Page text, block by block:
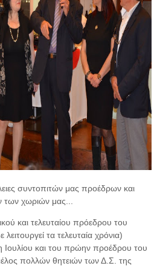
συντοπιτών μας προέδρων και
χωριών μας...
και τελευταίου πρόεδρου του
τα τελευταία χρόνια)
Ιουλίου και του πρώην προέδρου του
πολλών θητειών των Δ.Σ. της